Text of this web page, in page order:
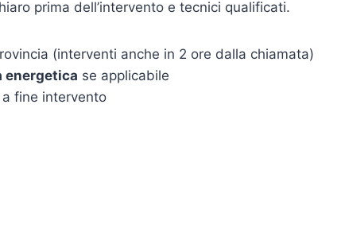
prima dell’intervento e tecnici qualificati.
(interventi anche in 2 ore dalla chiamata)
energetica se applicabile
a fine intervento